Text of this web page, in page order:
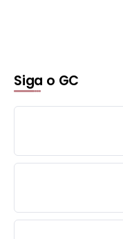
Siga o GC